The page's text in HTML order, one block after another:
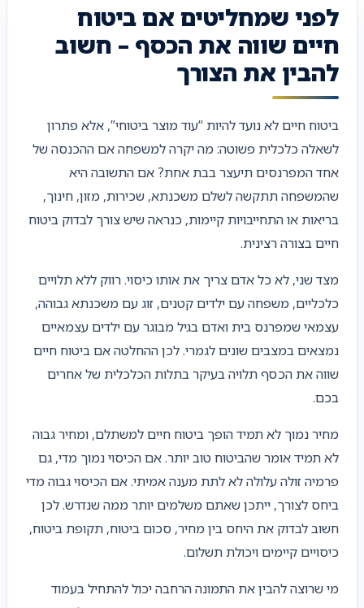
לפני שמחליטים אם ביטוח
חיים שווה את הכסף – חשוב
להבין את הצורך
ביטוח חיים לא נועד להיות “עוד מוצר ביטוחי”, אלא פתרון
לשאלה כלכלית פשוטה: מה יקרה למשפחה אם ההכנסה של
אחד המפרנסים תיעצר בבת אחת? אם התשובה היא
שהמשפחה תתקשה לשלם משכנתא, שכירות, מזון, חינוך,
בריאות או התחייבויות קיימות, כנראה שיש צורך לבדוק ביטוח
חיים בצורה רצינית.
מצד שני, לא כל אדם צריך את אותו כיסוי. רווק ללא תלויים
כלכליים, משפחה עם ילדים קטנים, זוג עם משכנתא גבוהה,
עצמאי שמפרנס בית ואדם בגיל מבוגר עם ילדים עצמאיים
נמצאים במצבים שונים לגמרי. לכן ההחלטה אם ביטוח חיים
שווה את הכסף תלויה בעיקר בתלות הכלכלית של אחרים
בכם.
מחיר נמוך לא תמיד הופך ביטוח חיים למשתלם, ומחיר גבוה
לא תמיד אומר שהביטוח טוב יותר. אם הכיסוי נמוך מדי, גם
פרמיה זולה עלולה לא לתת מענה אמיתי. אם הכיסוי גבוה מדי
ביחס לצורך, ייתכן שאתם משלמים יותר ממה שנדרש. לכן
חשוב לבדוק את היחס בין מחיר, סכום ביטוח, תקופת ביטוח,
כיסויים קיימים ויכולת תשלום.
מי שרוצה להבין את התמונה הרחבה יכול להתחיל בעמוד